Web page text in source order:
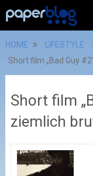
HOME
LIFESTYLE
Short film „Bad Guy
Short film
ziemlich